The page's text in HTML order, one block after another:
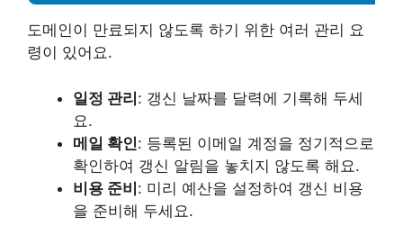
도메인이 만료되지 않도록 하기 위한 여러 관리 요
령이 있어요.
일정 관리: 갱신 날짜를 달력에 기록해 두세
요.
메일 확인: 등록된 이메일 계정을 정기적으로
확인하여 갱신 알림을 놓치지 않도록 해요.
비용 준비: 미리 예산을 설정하여 갱신 비용
을 준비해 두세요.